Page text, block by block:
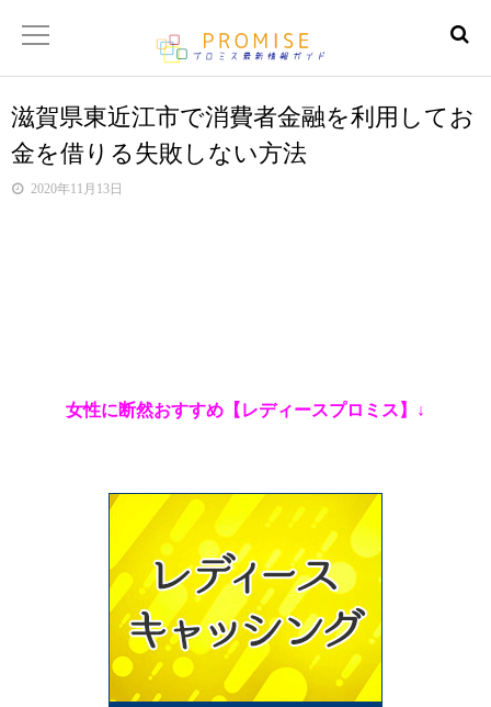
返済金額シュミレーター
【サイトマップ】
滋賀県東近江市で消費者金融を利用してお
金を借りる失敗しない方法
2020年11月13日
女性に断然おすすめ【レディースプロミス】↓